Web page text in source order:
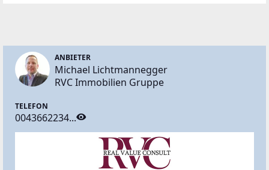
ANBIETER
Michael Lichtmannegger
RVC Immobilien Gruppe
TELEFON
0043662234...